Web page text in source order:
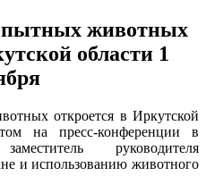
животных
области 1
откроется в Иркутской
на пресс-конференции в
руководителя
и использованию животного